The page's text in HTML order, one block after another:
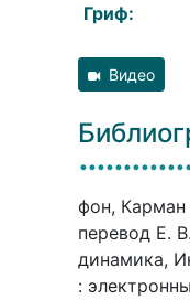
Гриф:
Видео
фон,
перевод Е.
динамика,
: